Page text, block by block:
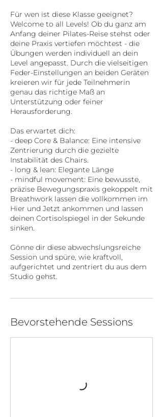
Für wen ist diese Klasse geeignet?
Welcome to all Levels! Ob du ganz am
Anfang deiner Pilates-Reise stehst oder
deine Praxis vertiefen möchtest - die
Übungen werden individuell an dein
Level angepasst. Durch die vielseitigen
Feder-Einstellungen an beiden Geräten
kreieren wir für jede Teilnehmerin
genau das richtige Maß an
Unterstützung oder feiner
Herausforderung.
Das erwartet dich:
- deep Core & Balance: Eine intensive
Zentrierung durch die gezielte
Instabilität des Chairs.
- long & lean: Elegante Länge
- mindful movement: Eine bewusste,
präzise Bewegungspraxis gekoppelt mit
Breathwork lassen die vollkommen im
Hier und Jetzt ankommen und lassen
deinen Cortisolspiegel in der Sekunde
sinken.
Gönne dir diese abwechslungsreiche
Session und spüre, wie kraftvoll,
aufgerichtet und zentriert du aus dem
Studio gehst.
Bevorstehende Sessions